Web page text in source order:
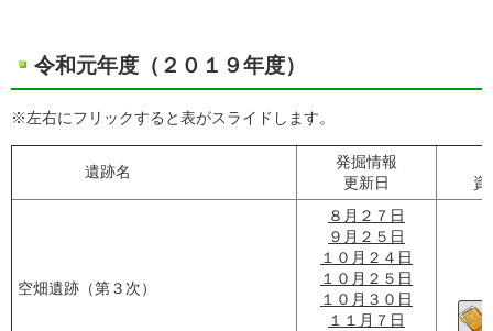
令和元年度（２０１９年度）
※左右にフリックすると表がスライドします。
遺跡名
発掘情報
更新日
資
空畑遺跡（第３次）
８月２７日
９月２５日
１０月２４日
１０月２５日
１０月３０日
１１月７日